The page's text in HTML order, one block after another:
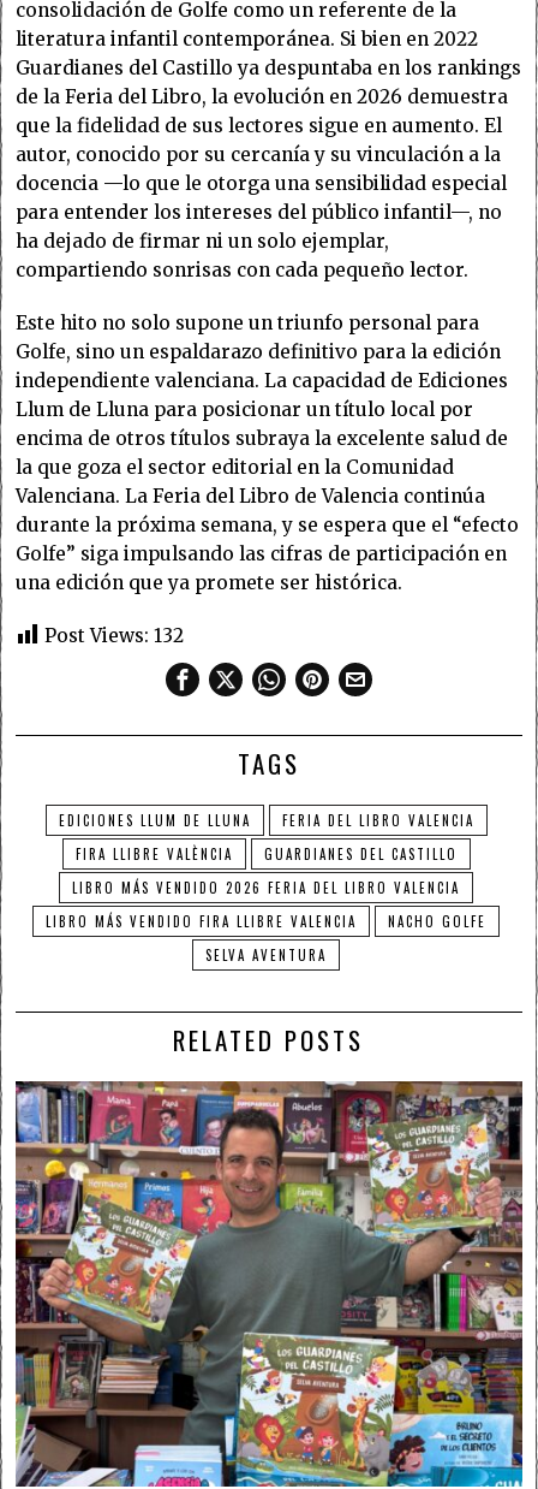
consolidación de Golfe como un referente de la
literatura infantil contemporánea. Si bien en 2022
Guardianes del Castillo ya despuntaba en los rankings
de la Feria del Libro, la evolución en 2026 demuestra
que la fidelidad de sus lectores sigue en aumento. El
autor, conocido por su cercanía y su vinculación a la
docencia —lo que le otorga una sensibilidad especial
para entender los intereses del público infantil—, no
ha dejado de firmar ni un solo ejemplar,
compartiendo sonrisas con cada pequeño lector.
Este hito no solo supone un triunfo personal para
Golfe, sino un espaldarazo definitivo para la edición
independiente valenciana. La capacidad de Ediciones
Llum de Lluna para posicionar un título local por
encima de otros títulos subraya la excelente salud de
la que goza el sector editorial en la Comunidad
Valenciana. La Feria del Libro de Valencia continúa
durante la próxima semana, y se espera que el “efecto
Golfe” siga impulsando las cifras de participación en
una edición que ya promete ser histórica.
Post Views: 132
TAGS
EDICIONES LLUM DE LLUNA
FERIA DEL LIBRO VALENCIA
FIRA LLIBRE VALÈNCIA
GUARDIANES DEL CASTILLO
LIBRO MÁS VENDIDO 2026 FERIA DEL LIBRO VALENCIA
LIBRO MÁS VENDIDO FIRA LLIBRE VALENCIA
NACHO GOLFE
SELVA AVENTURA
RELATED POSTS